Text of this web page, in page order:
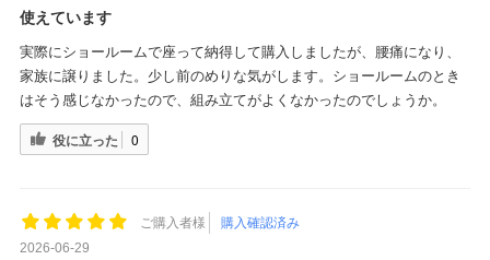
使えています
実際にショールームで座って納得して購入しましたが、腰痛になり、
家族に譲りました。少し前のめりな気がします。ショールームのとき
はそう感じなかったので、組み立てがよくなかったのでしょうか。
役に立った 0
ご購入者様
購入確認済み
2026-06-29